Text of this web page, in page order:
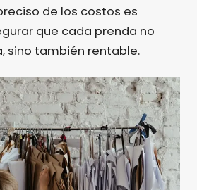
de los costos es
que cada prenda no
sino también rentable.